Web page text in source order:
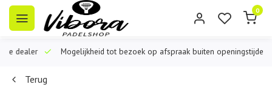
0
dealer Mogelijkheid tot bezoek op afspraak buiten openingstijden
Terug